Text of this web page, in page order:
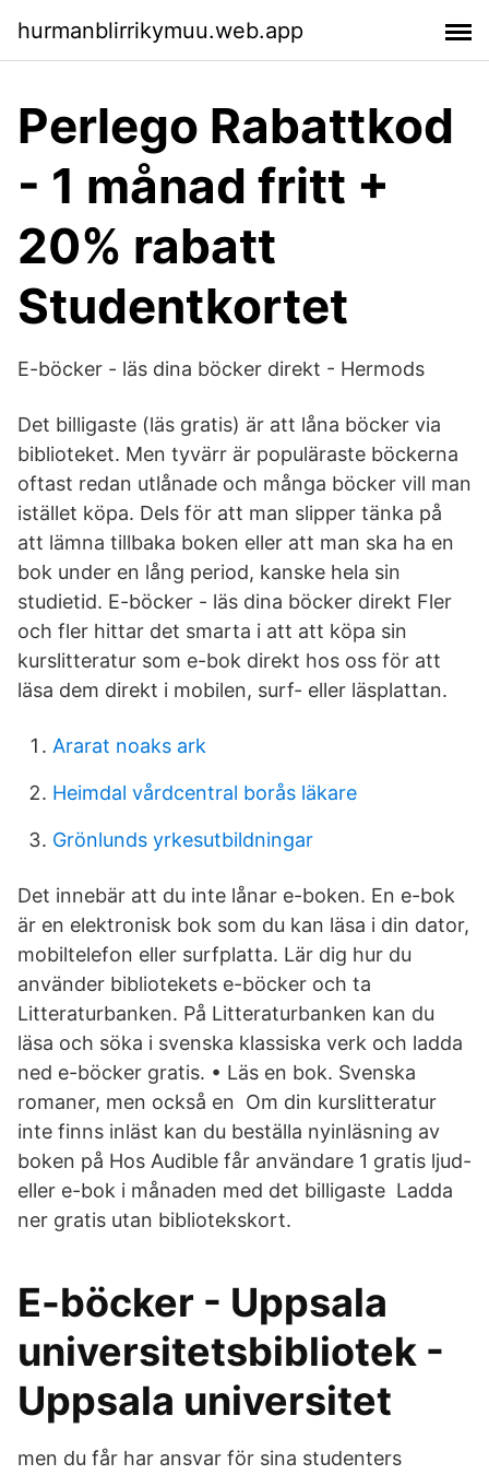
hurmanblirrikymuu.web.app
Perlego Rabattkod
- 1 månad fritt +
20% rabatt
Studentkortet
E-böcker - läs dina böcker direkt - Hermods
Det billigaste (läs gratis) är att låna böcker via
biblioteket. Men tyvärr är populäraste böckerna
oftast redan utlånade och många böcker vill man
istället köpa. Dels för att man slipper tänka på
att lämna tillbaka boken eller att man ska ha en
bok under en lång period, kanske hela sin
studietid. E-böcker - läs dina böcker direkt Fler
och fler hittar det smarta i att att köpa sin
kurslitteratur som e-bok direkt hos oss för att
läsa dem direkt i mobilen, surf- eller läsplattan.
Ararat noaks ark
Heimdal vårdcentral borås läkare
Grönlunds yrkesutbildningar
Det innebär att du inte lånar e-boken. En e-bok
är en elektronisk bok som du kan läsa i din dator,
mobiltelefon eller surfplatta. Lär dig hur du
använder bibliotekets e-böcker och ta
Litteraturbanken. På Litteraturbanken kan du
läsa och söka i svenska klassiska verk och ladda
ned e-böcker gratis. • Läs en bok. Svenska
romaner, men också en Om din kurslitteratur
inte finns inläst kan du beställa nyinläsning av
boken på Hos Audible får användare 1 gratis ljud-
eller e-bok i månaden med det billigaste Ladda
ner gratis utan bibliotekskort.
E-böcker - Uppsala
universitetsbibliotek -
Uppsala universitet
men du får har ansvar för sina studenters